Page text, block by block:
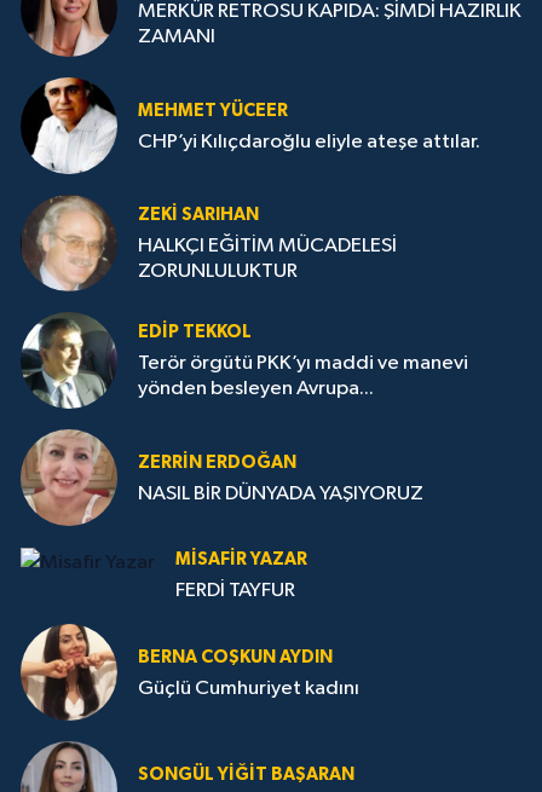
MERKÜR RETROSU KAPIDA: ŞİMDİ HAZIRLIK
ZAMANI
MEHMET YÜCEER
CHP’yi Kılıçdaroğlu eliyle ateşe attılar.
ZEKI SARIHAN
HALKÇI EĞİTİM MÜCADELESİ
ZORUNLULUKTUR
EDIP TEKKOL
Terör örgütü PKK’yı maddi ve manevi
yönden besleyen Avrupa...
ZERRIN ERDOĞAN
NASIL BİR DÜNYADA YAŞIYORUZ
MISAFIR YAZAR
FERDİ TAYFUR
BERNA COŞKUN AYDIN
Güçlü Cumhuriyet kadını
SONGÜL YIĞIT BAŞARAN